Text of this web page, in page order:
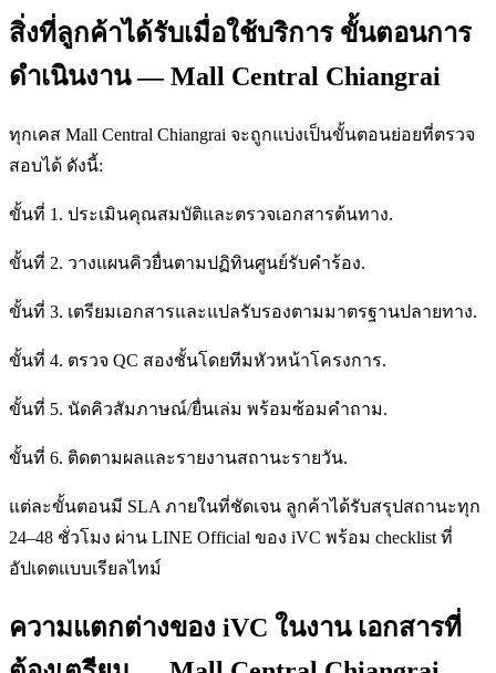
สิ่งที่ลูกค้าได้รับเมื่อใช้บริการ ขั้นตอนการ
ดำเนินงาน — Mall Central Chiangrai
ทุกเคส Mall Central Chiangrai จะถูกแบ่งเป็นขั้นตอนย่อยที่ตรวจ
สอบได้ ดังนี้:
ขั้นที่ 1. ประเมินคุณสมบัติและตรวจเอกสารต้นทาง.
ขั้นที่ 2. วางแผนคิวยื่นตามปฏิทินศูนย์รับคำร้อง.
ขั้นที่ 3. เตรียมเอกสารและแปลรับรองตามมาตรฐานปลายทาง.
ขั้นที่ 4. ตรวจ QC สองชั้นโดยทีมหัวหน้าโครงการ.
ขั้นที่ 5. นัดคิวสัมภาษณ์/ยื่นเล่ม พร้อมซ้อมคำถาม.
ขั้นที่ 6. ติดตามผลและรายงานสถานะรายวัน.
แต่ละขั้นตอนมี SLA ภายในที่ชัดเจน ลูกค้าได้รับสรุปสถานะทุก
24–48 ชั่วโมง ผ่าน LINE Official ของ iVC พร้อม checklist ที่
อัปเดตแบบเรียลไทม์
ความแตกต่างของ iVC ในงาน เอกสารที่